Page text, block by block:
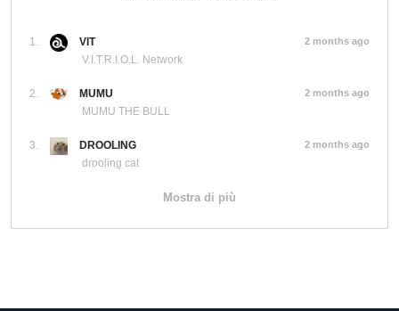
1.
VIT
V.I.T.R.I.O.L. Network
2 months ago
2.
MUMU
MUMU THE BULL
2 months ago
3.
DROOLING
drooling cat
2 months ago
Mostra di più